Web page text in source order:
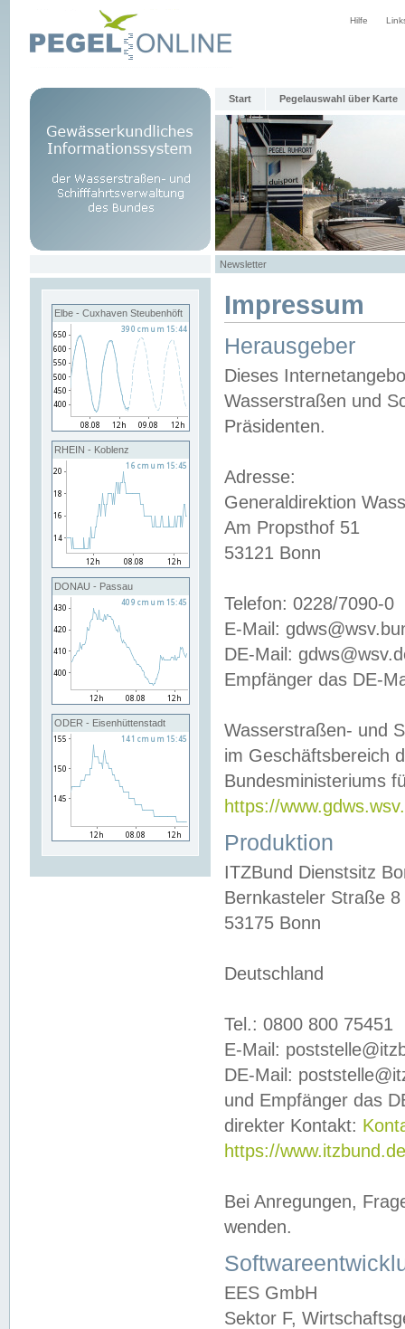
Hilfe
Start Pegelauswahl über Karte
Newsletter
Elbe - Cuxhaven Steubenhöft
RHEIN - Koblenz
DONAU - Passau
ODER - Eisenhüttenstadt
Impressum
Herausgeber
Dieses
Wasserstraßen und
Präsidenten.
Adresse:
Generaldirektion
Am Propsthof 51
53121 Bonn
Telefon: 0228/7090-0
E-Mail:
DE-Mail:
Empfänger das DE-
Wasserstraßen- und
im Geschäftsbereich
Bundesministeriums
https://
Produktion
ITZBund Dienstsitz
Bernkasteler Straße 8
53175 Bonn
Deutschland
Tel.: 0800 800 75451
E-Mail:
DE-Mail:
und Empfänger das
direkter Kontakt:
https://
Bei Anregungen,
wenden.
EES GmbH
Sektor F,